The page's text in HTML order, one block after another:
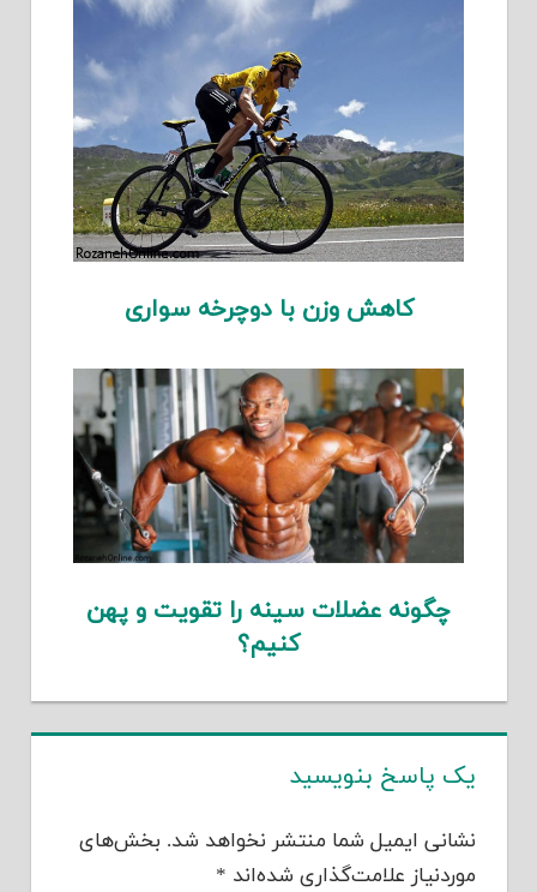
کاهش وزن با دوچرخه سواری
چگونه عضلات سینه را تقویت و پهن
کنیم؟
یک پاسخ بنویسید
نشانی ایمیل شما منتشر نخواهد شد. بخش‌های
موردنیاز علامت‌گذاری شده‌اند *